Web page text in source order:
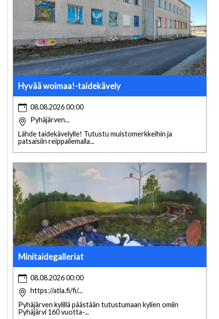
Hyvää woimaa!-taidekävely
08.08.2026 00:00
Pyhäjärven...
Lähde taidekävelylle! Tutustu muistomerkkeihin ja
patsaisiin reippailemalla...
Minitaidegalleriat
08.08.2026 00:00
https://atla.fi/fi/...
Pyhäjärven kylillä päästään tutustumaan kylien omiin
Pyhäjärvi 160 vuotta-...